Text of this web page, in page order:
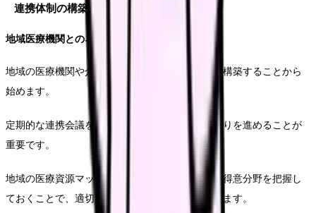
連携体制の構築
地域医療機関とのネットワーク形成
地域の医療機関や介護施設との密接な連携関係を構築することから
始めます。
定期的な連携会議を開催し、顔の見える関係づくりを進めることが
重要です。
地域の医療資源マップを作成し、各機関の特徴や得意分野を把握し
ておくことで、適切な連携先の選定が可能となります。